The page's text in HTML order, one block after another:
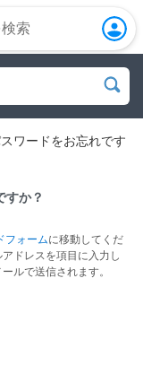
ワードをお忘れです
すか？
フォームに移動してくだ
ドレスを項目に入力し
ルで送信されます。